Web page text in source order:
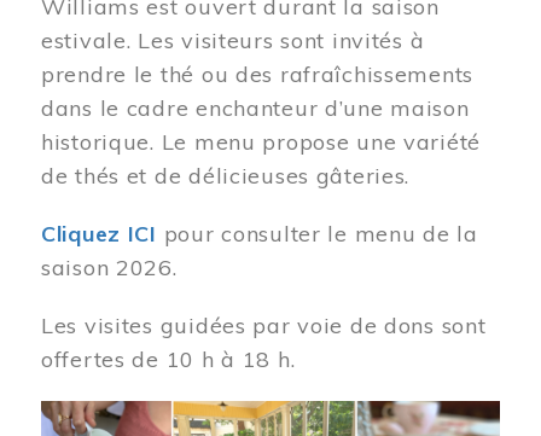
Williams est ouvert durant la saison
estivale. Les visiteurs sont invités à
prendre le thé ou des rafraîchissements
dans le cadre enchanteur d’une maison
historique. Le menu propose une variété
de thés et de délicieuses gâteries.
Cliquez ICI pour consulter le menu de la
saison 2026.
Les visites guidées par voie de dons sont
offertes de 10 h à 18 h.
Image